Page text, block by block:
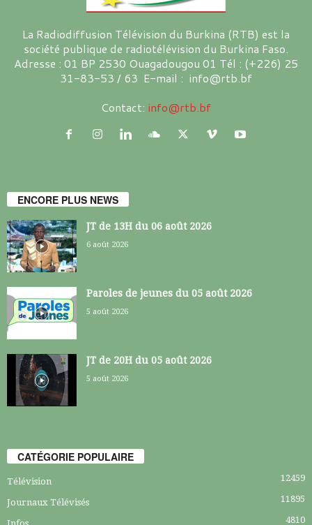
La Radiodiffusion Télévision du Burkina (RTB) est la
société publique de radiotélévision du Burkina Faso.
Adresse : 01 BP 2530 Ouagadougou 01 Tél : (+226) 25
31-83-53 / 63 E-mail : info@rtb.bf
Contact: info@rtb.bf
ENCORE PLUS NEWS
JT de 13H du 06 août 2026
6 août 2026
Paroles de jeunes du 05 août 2026
5 août 2026
JT de 20H du 05 août 2026
5 août 2026
CATÉGORIE POPULAIRE
Télévision 12459
Journaux Télévisés 11895
4810